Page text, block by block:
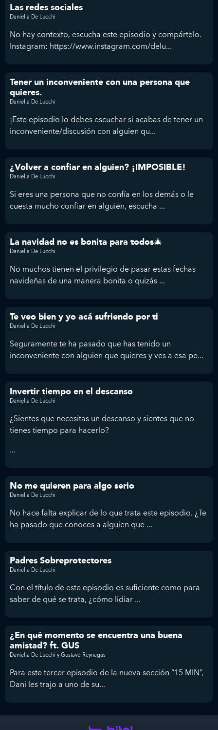
Las redes sociales
Daniella De Lucchi
No hay contexto, escucha este episodio y compártelo.
Instagram: https://www.instagram.com/delu...
Tener un inconveniente con una persona que
quieres.
Daniella De Lucchi
¡Este episodio lo debes escuchar si acabas de tener un
inconveniente/discusión con alguien qu...
¿Volver a confiar en alguien? ¡IMPOSIBLE!
Daniella De Lucchi
Si eres una persona que no confía en los demás o le
cuesta mucho confiar en alguien, escucha ...
La navidad no es bonita para todos🎄
Daniella De Lucchi
No muchos tienen el privilegio de pasar estas fechas
navideñas de una manera bonita o quizás ...
Te veo bien y yo acá sufriendo por ti
Daniella De Lucchi
Seguramente te ha pasado que has tenido un
inconveniente con alguien que quieres y ves a esa pe...
Invertir tiempo en el descanso
Daniella De Lucchi
¿Sientes que necesitas un descanso y sientes que no
tienes tiempo para hacerlo?
...
No me quieren para algo serio
Daniella De Lucchi
No hace falta explicar de lo que trata este episodio. ¿Te
ha pasado que conoces a alguien que ...
Padres Sobreprotectores
Daniella De Lucchi
Con el título de este episodio es suficiente como para
saber de qué se trata, ¿cómo lidiar ...
¿En qué momento se encuentra una buena
amistad? ft. GUS
Daniella De Lucchi y Gustavo Reynagas
Para este tercer episodio de la nueva sección “15 MIN”,
Dani les trajo a uno de su...